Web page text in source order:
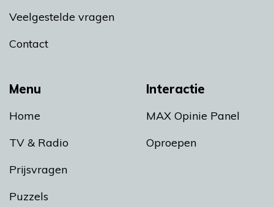
Menu
Home
TV & Radio
Prijsvragen
Puzzels
Interactie
MAX Opinie Panel
Oproepen
Veelgestelde vragen
Contact